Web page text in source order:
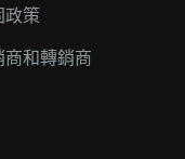
政策
商和轉銷商